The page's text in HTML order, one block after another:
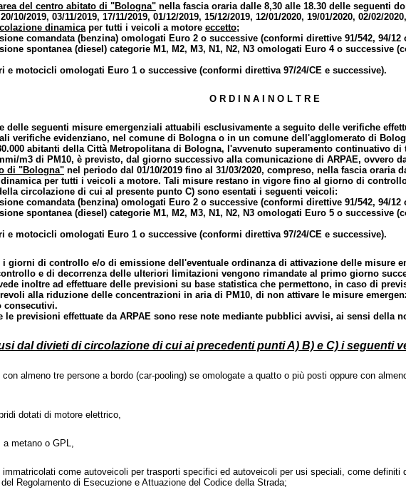
del centro abitato di "Bologna" nella fascia oraria dalle 8,30 alle 18.30 delle seguenti
10/2019, 03/11/2019, 17/11/2019, 01/12/2019, 15/12/2019, 12/01/2020, 19/01/2020, 02/02/
dinamicaper tutti i veicoli a motore eccetto;
comandata (benzina) omologati Euro 2 o successive (conformi direttive 91/542, 94/12
spontanea (diesel) categorie M1, M2, M3, N1, N2, N3 omologati Euro 4 o successive
e motocicli omologati Euro 1 o successive (conformi direttiva 97/24/CE e successive).
O R D I N A I N O L T R E
delle seguenti misure emergenziali attuabili esclusivamente a seguito delle verifiche
verifiche evidenziano, nel comune di Bologna o in un comune dell'agglomerato di
abitanti della Città Metropolitana di Bologna, l'avvenuto superamento continuativo
m3 di PM10, è previsto, dal giorno successivo alla comunicazione di ARPAE, ovvero
di "Bologna" nel periodo dal 01/10/2019 fino al 31/03/2020, compreso, nella fascia oraria
per tutti i veicoli a motore. Tali misure restano in vigore fino al giorno di
circolazione di cui al presente punto C) sono esentati i seguenti veicoli:
comandata (benzina) omologati Euro 2 o successive (conformi direttive 91/542, 94/12
spontanea (diesel) categorie M1, M2, M3, N1, N2, N3 omologati Euro 5 o successive
e motocicli omologati Euro 1 o successive (conformi direttiva 97/24/CE e successive).
i giorni di controllo e/o di emissione dell'eventuale ordinanza di attivazione delle misure
e di decorrenza delle ulteriori limitazioni vengono rimandate al primo giorno
inoltre ad effettuare delle previsioni su base statistica che permettono, in caso di
alla riduzione delle concentrazioni in aria di PM10, di non attivare le misure
consecutivi.
le previsioni effettuate da ARPAE sono rese note mediante pubblici avvisi, ai sensi della
dal divieti di circolazione di cui ai precedenti punti A) B) e C) i seguenti
almeno tre persone a bordo (car-pooling) se omologate a quatto o più posti oppure con
dotati di motore elettrico,
a metano o GPL,
immatricolati come autoveicoli per trasporti specifici ed autoveicoli per usi speciali, come definiti
Regolamento di Esecuzione e Attuazione del Codice della Strada;